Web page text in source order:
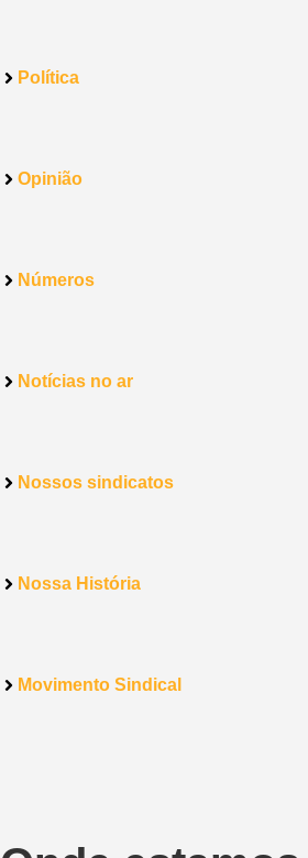
Política
Opinião
Números
Notícias no ar
Nossos sindicatos
Nossa História
Movimento Sindical